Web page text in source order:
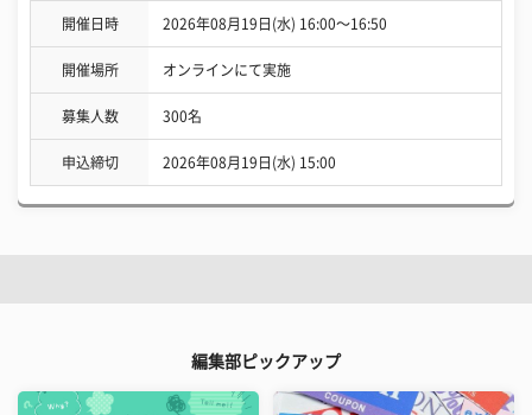
開催日時 2026年08月19日(水) 16:00〜16:50
開催場所 オンラインにて実施
募集人数 300名
申込締切 2026年08月19日(水) 15:00
編集部ピックアップ